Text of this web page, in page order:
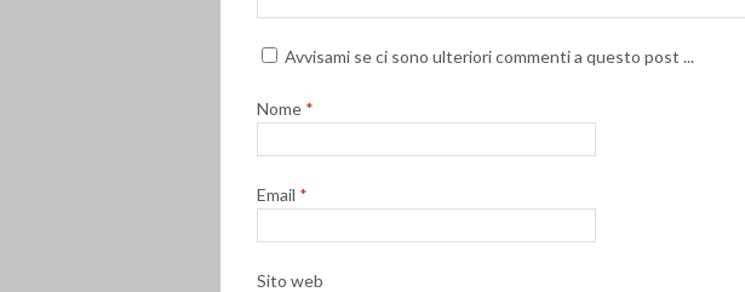
Avvisami se ci sono ulteriori commenti a questo post ...
Nome *
Email *
Sito web